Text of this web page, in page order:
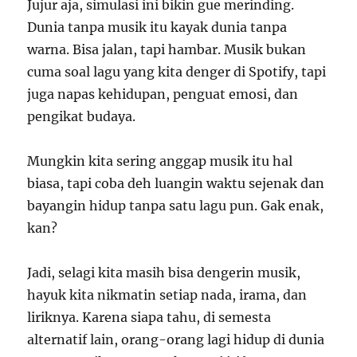
Jujur aja, simulasi ini bikin gue merinding.
Dunia tanpa musik itu kayak dunia tanpa
warna. Bisa jalan, tapi hambar. Musik bukan
cuma soal lagu yang kita denger di Spotify, tapi
juga napas kehidupan, penguat emosi, dan
pengikat budaya.
Mungkin kita sering anggap musik itu hal
biasa, tapi coba deh luangin waktu sejenak dan
bayangin hidup tanpa satu lagu pun. Gak enak,
kan?
Jadi, selagi kita masih bisa dengerin musik,
hayuk kita nikmatin setiap nada, irama, dan
liriknya. Karena siapa tahu, di semesta
alternatif lain, orang-orang lagi hidup di dunia